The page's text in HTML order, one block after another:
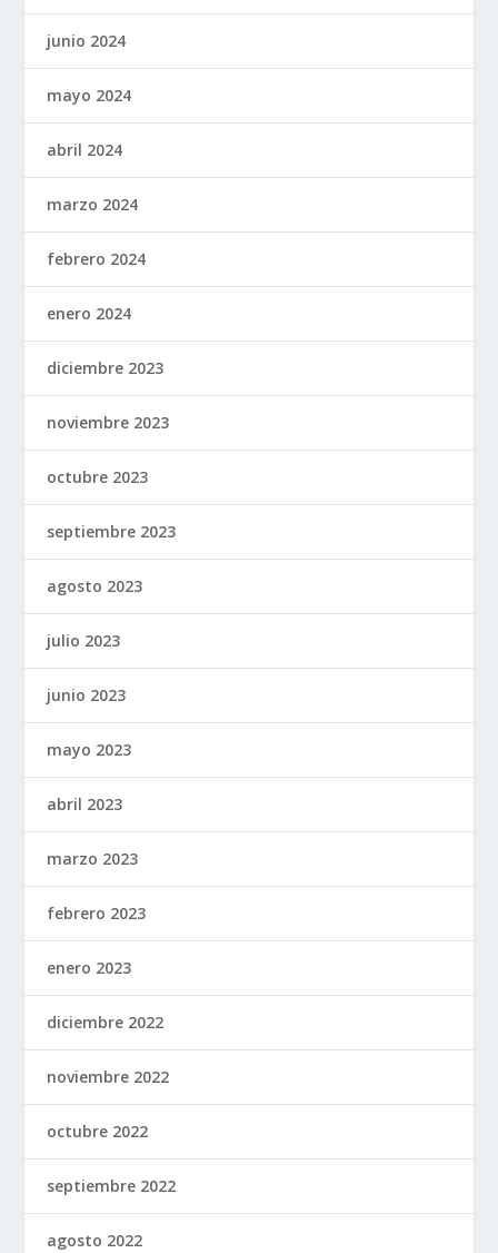
junio 2024
mayo 2024
abril 2024
marzo 2024
febrero 2024
enero 2024
diciembre 2023
noviembre 2023
octubre 2023
septiembre 2023
agosto 2023
julio 2023
junio 2023
mayo 2023
abril 2023
marzo 2023
febrero 2023
enero 2023
diciembre 2022
noviembre 2022
octubre 2022
septiembre 2022
agosto 2022